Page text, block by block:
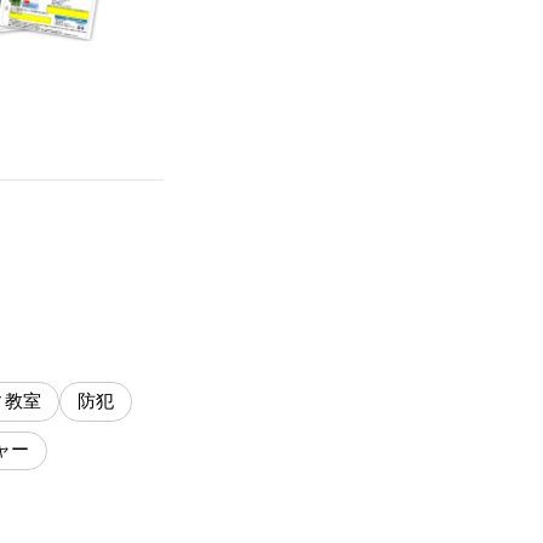
教室 防犯
ー